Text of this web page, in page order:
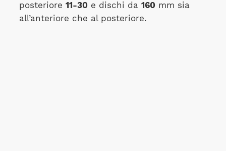
posteriore 11-30 e dischi da 160 mm sia
all’anteriore che al posteriore.